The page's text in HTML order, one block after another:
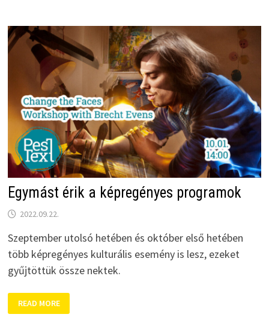
Egymást érik a képregényes programok
2022.09.22.
Szeptember utolsó hetében és október első hetében
több képregényes kulturális esemény is lesz, ezeket
gyűjtöttük össze nektek.
EGYMÁST
ÉRIK
A
READ MORE